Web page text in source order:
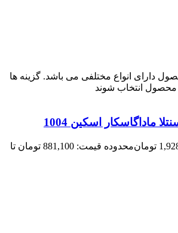
دارای انواع مختلفی می باشد. گزینه ها
انتخاب شوند
ماداگاسکار اسکین 1004
تومان
محدوده قیمت: 881,100 تومان تا